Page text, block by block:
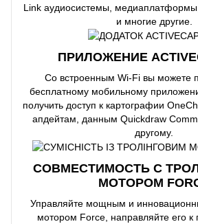
Link аудиосистемы,
и многие другие.
ПРИЛОЖЕНИЕ
Со встроенным Wi-Fi вы можете
бесплатному мобильному
получить доступ к картографии
апдейтам, данным Quickdraw
другому.
СОВМЕСТИМОСТЬ С
МОТОРОМ
Управляйте мощным и
мотором Force, направляйте его к